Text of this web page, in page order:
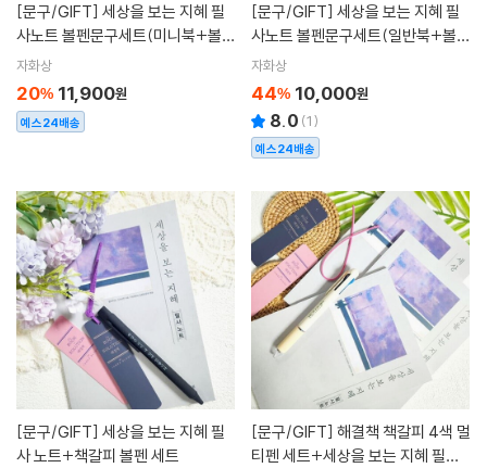
[문구/GIFT]
사노트 볼펜문구세트(미니북+볼펜
+노트 세트)
자화상
20% 11,900원
예스24배송
[문구/GIFT]
사노트 볼펜문구세트(일반북+볼펜
+노트 세트)
자화상
44% 10,000원
8.0 (1)
예스24배송
[문구/GIFT]
사 노트+책갈피 볼펜 세트
[문구/GIFT]
티펜 세트+세상을 보는 지혜 필사